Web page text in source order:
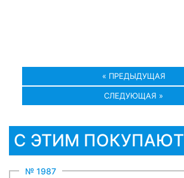
« ПРЕДЫДУЩАЯ
СЛЕДУЮЩАЯ »
С ЭТИМ ПОКУПАЮТ
№ 1987